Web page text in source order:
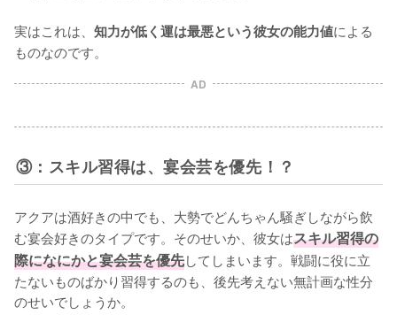
実はこれは、 知力が低く運は最悪という彼女の能力値による
ものなのです。
AD
③：スキル習得は、宴会芸を優先！？
アクアは酒好きの中でも、大勢でどんちゃん騒ぎしながら飲
む宴会好きのタイプです。そのせいか、彼女はスキル習得の
際になにかと宴会芸を優先してしまいます。戦闘に役に立
たないものばかり習得するのも、後先考えない無計画な性分
のせいでしょうか。